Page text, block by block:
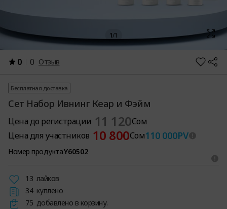
1/1
0 0 Отзыв
Бесплатная доставка
Сет Набор Ивнинг Кеар и Фэйм
Цена до регистрации 11 120Сом
Цена для участников 10 800Сом110 000PV
Номер продуктаY60502
13 лайков
34 куплено
75 добавлено в корзину.